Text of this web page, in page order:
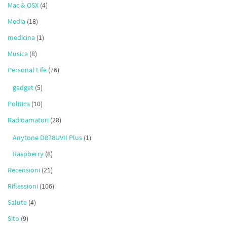
Mac & OSX (4)
Media (18)
medicina (1)
Musica (8)
Personal Life (76)
gadget (5)
Politica (10)
Radioamatori (28)
Anytone D878UVII Plus (1)
Raspberry (8)
Recensioni (21)
Riflessioni (106)
Salute (4)
Sito (9)